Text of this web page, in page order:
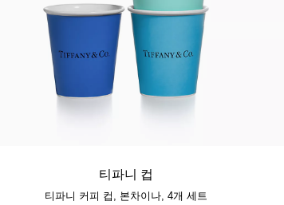
티파니 컵
티파니 커피 컵, 본차이나, 4개 세트